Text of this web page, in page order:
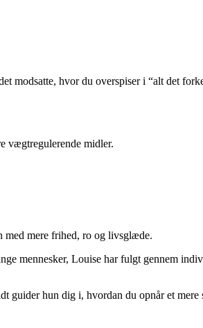
modsatte, hvor du overspiser i “alt det
vægtregulerende midler.
med mere frihed, ro og livsglæde.
mennesker, Louise har fulgt gennem
hun dig i, hvordan du opnår et mere